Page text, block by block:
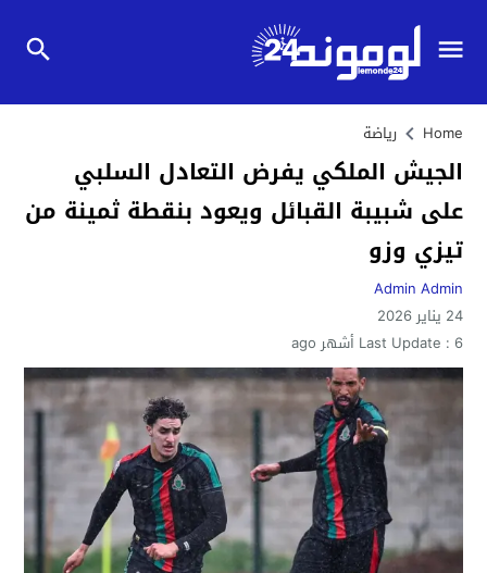
Home رياضة
الجيش الملكي يفرض التعادل السلبي
على شبيبة القبائل ويعود بنقطة ثمينة من
تيزي وزو
Admin Admin
24 يناير 2026
Last Update : 6 أشهر ago